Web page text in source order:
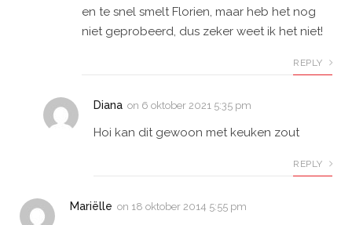
en te snel smelt Florien, maar heb het nog
niet geprobeerd, dus zeker weet ik het niet!
REPLY
Diana on 6 oktober 2021 5:35 pm
Hoi kan dit gewoon met keuken zout
REPLY
Mariëlle on 18 oktober 2014 5:55 pm